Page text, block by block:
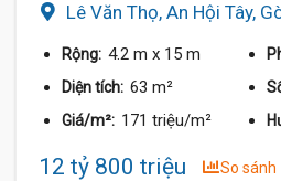
Lê Văn Thọ, An Hội Tây,
Rộng: 4.2 m x 15 m
Diện tích: 63 m²
Giá/m²: 171 triệu/m²
12 tỷ 800 triệu So sánh